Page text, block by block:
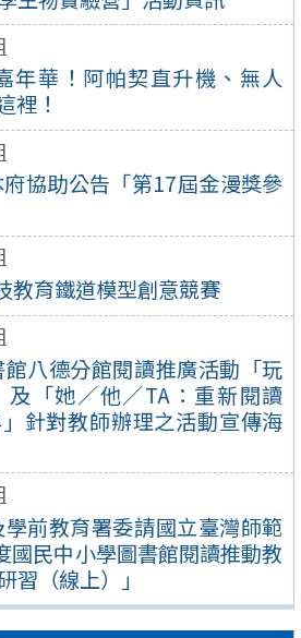
年華！阿帕契直升機、無人
裡！
協助公告「第17屆金漫獎參
教育鐵道模型創意競賽
八德分館閱讀推廣活動「玩
「她／他／TA：重新閱讀
」針對教師辦理之活動宣傳海
前教育署委請國立臺灣師範
國民中小學圖書館閱讀推動教
（線上）」